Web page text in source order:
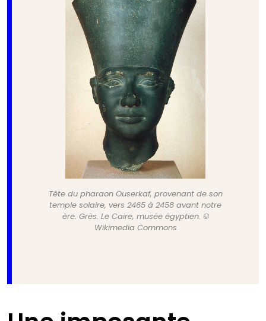
Tête du pharaon Ouserkaf, provenant de son
temple solaire, vers 2465 à 2458 avant notre
ère. Grès. Le Caire, musée égyptien. ©
Wikimedia Commons